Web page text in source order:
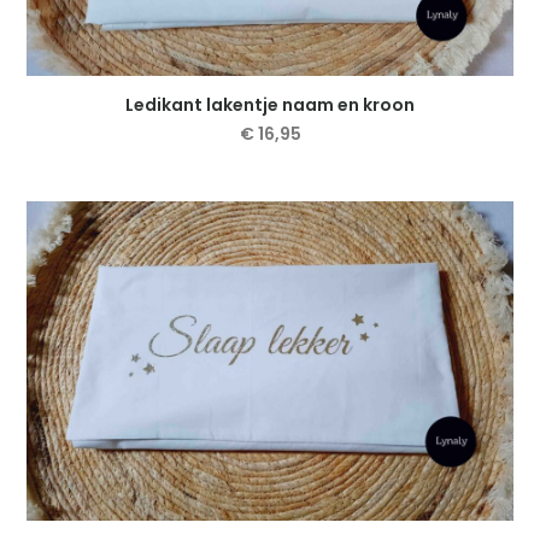
Ledikant lakentje naam en kroon
€16,95
heeft
meerdere
variaties.
kan
gekozen
productpagina